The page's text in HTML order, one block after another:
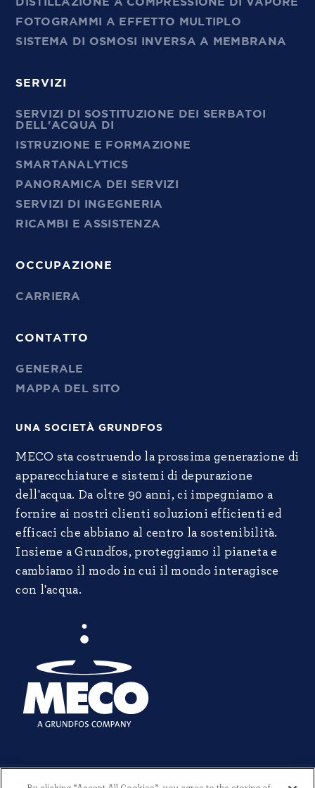
FOTOGRAMMI A EFFETTO MULTIPLO
SISTEMA DI OSMOSI INVERSA A MEMBRANA
SERVIZI
SERVIZI DI SOSTITUZIONE DEI SERBATOI
DELL'ACQUA DI
ISTRUZIONE E FORMAZIONE
SMARTANALYTICS
PANORAMICA DEI SERVIZI
SERVIZI DI INGEGNERIA
RICAMBI E ASSISTENZA
OCCUPAZIONE
CARRIERA
CONTATTO
GENERALE
MAPPA DEL SITO
UNA SOCIETÀ GRUNDFOS
MECO sta costruendo la prossima generazione di
apparecchiature e sistemi di depurazione
dell'acqua. Da oltre 90 anni, ci impegniamo a
fornire ai nostri clienti soluzioni efficienti ed
efficaci che abbiano al centro la sostenibilità.
Insieme a Grundfos, proteggiamo il pianeta e
cambiamo il modo in cui il mondo interagisce
con l'acqua.